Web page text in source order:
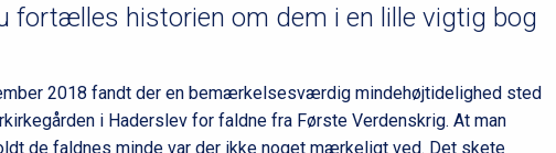
fortælles historien om dem i en lille vigtig bog
2018 fandt der en bemærkelsesværdig mindehøjtidelighed sted
i Haderslev for faldne fra Første Verdenskrig. At man
de faldnes minde var der ikke noget mærkeligt ved. Det skete